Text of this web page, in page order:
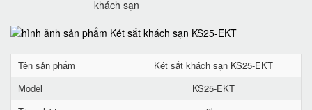
khách sạn
Tên sản phẩm
Két sắt khách sạn KS25-EKT
Model
KS25-EKT